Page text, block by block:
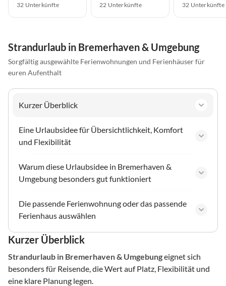
32 Unterkünfte 22 Unterkünfte 32 Unterkünfte
Strandurlaub in Bremerhaven & Umgebung
Sorgfältig ausgewählte Ferienwohnungen und Ferienhäuser für
euren Aufenthalt
Kurzer Überblick
Eine Urlaubsidee für Übersichtlichkeit, Komfort
und Flexibilität
Warum diese Urlaubsidee in Bremerhaven &
Umgebung besonders gut funktioniert
Die passende Ferienwohnung oder das passende
Ferienhaus auswählen
Kurzer Überblick
Strandurlaub in Bremerhaven & Umgebungeignet sich
besonders für Reisende, die Wert auf Platz, Flexibilität und
eine klare Planung legen.